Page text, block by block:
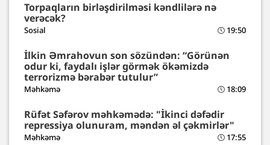
Torpaqların birləşdirilməsi kəndlilərə nə
verəcək?
Sosial 19:50
İlkin Əmrahovun son sözündən: “Görünən
odur ki, faydalı işlər görmək ökəmizdə
terrorizmə bərabər tutulur”
Məhkəmə 18:09
Rüfət Səfərov məhkəmədə: "İkinci dəfədir
repressiya olunuram, məndən əl çəkmirlər"
Məhkəmə 17:55